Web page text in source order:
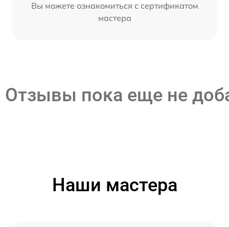
Вы можете ознакомиться с сертификатом
мастера
Отзывы пока еще не
Наши мастера